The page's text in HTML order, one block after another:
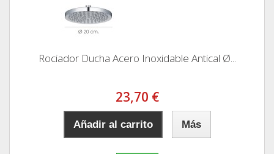
Rociador Ducha Acero Inoxidable Antical Ø...
23,70 €
Añadir al carrito Más